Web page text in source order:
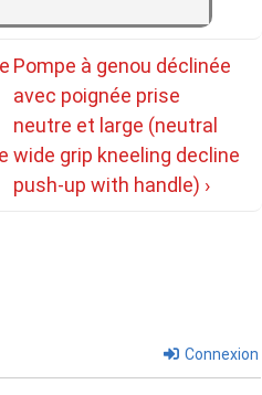
Next
Post
is
Pompe à genou déclinée
avec poignée prise
neutre et large (neutral
wide grip kneeling decline
push-up with handle) ›
Connexion